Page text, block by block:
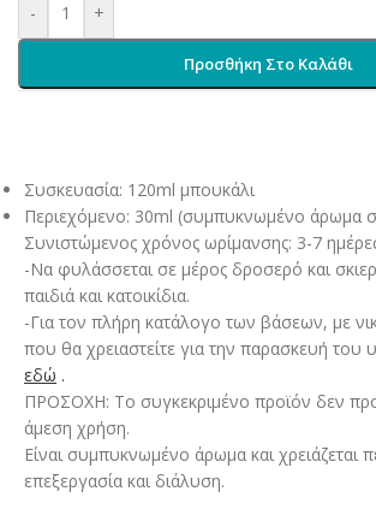
- +
Προσθήκη Στο Καλάθι
Συσκευασία: 120ml μπουκάλι
Περιεχόμενο: 30ml (συμπυκνωμένο άρωμα
Συνιστώμενος χρόνος ωρίμανσης: 3-7
-Να φυλάσσεται σε μέρος δροσερό και
παιδιά και κατοικίδια.
-Για τον πλήρη κατάλογο των βάσεων, με
που θα χρειαστείτε για την παρασκευή του
εδώ .
ΠΡΟΣΟΧΗ: Το συγκεκριμένο προϊόν δεν
άμεση χρήση.
Είναι συμπυκνωμένο άρωμα και χρειάζεται
επεξεργασία και διάλυση.